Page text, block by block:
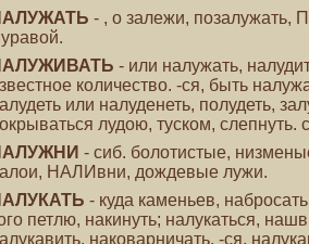
- , о залежи, позалужать,
- или налужать,
количество. -ся, быть
или налуденеть, полудеть,
лудою, туском, слепнуть.
- сиб. болотистые,
НАЛИвни, дождевые лужи.
- куда каменьев,
петлю, накинуть; налукаться,
наковарничать. -ся,